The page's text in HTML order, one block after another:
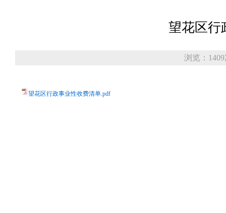
望花区行
浏览：1409
望花区行政事业性收费清单.pdf